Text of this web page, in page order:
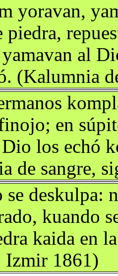
yoravan,
piedra,
al
(Kalumnia
en
los echó
de sangre,
se deskulpa:
kuando
kaida en
Izmir 1861)